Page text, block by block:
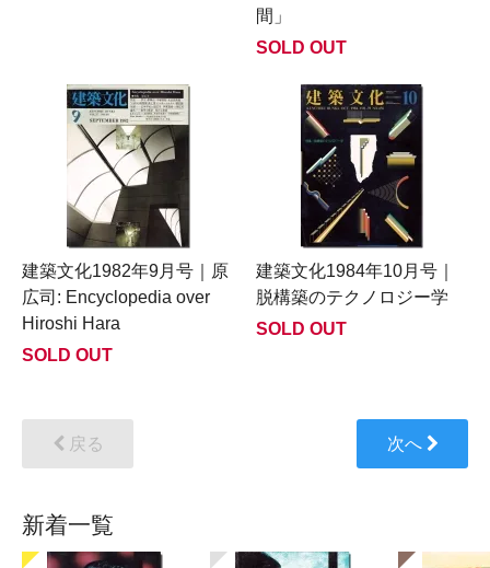
間」
SOLD OUT
建築文化1982年9月号｜原
広司: Encyclopedia over
Hiroshi Hara
SOLD OUT
建築文化1984年10月号｜
脱構築のテクノロジー学
SOLD OUT
戻る 次へ
新着一覧